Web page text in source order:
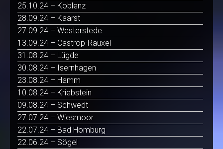
25.10.24 – Koblenz
28.09.24 – Kaarst
27.09.24 – Westerstede
13.09.24 – Castrop-Rauxel
31.08.24 – Lügde
30.08.24 – Isernhagen
23.08.24 – Hamm
10.08.24 – Kriebstein
09.08.24 – Schwedt
27.07.24 – Wiesmoor
22.07.24 – Bad Homburg
22.06.24 – Sögel